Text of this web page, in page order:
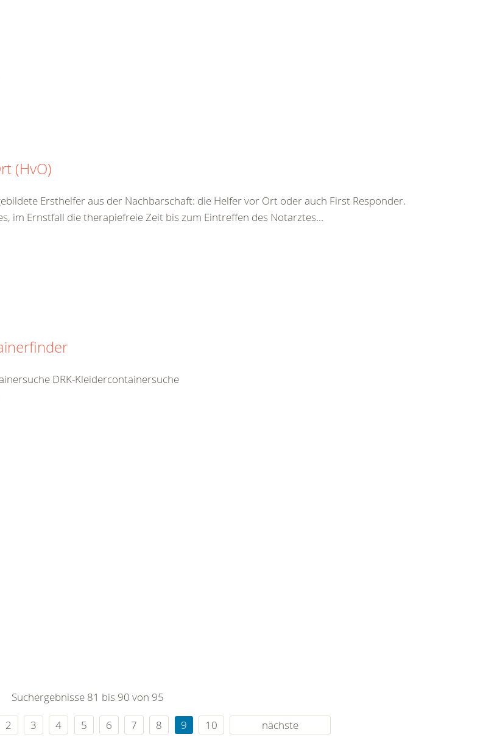
(HvO)
Ersthelfer aus der Nachbarschaft: die Helfer vor Ort oder auch First Responder.
im Ernstfall die therapiefreie Zeit bis zum Eintreffen des Notarztes...
DRK-Kleidercontainersuche
Suchergebnisse 81 bis 90 von 95
2 3 4 5 6 7 8 9 10 nächste